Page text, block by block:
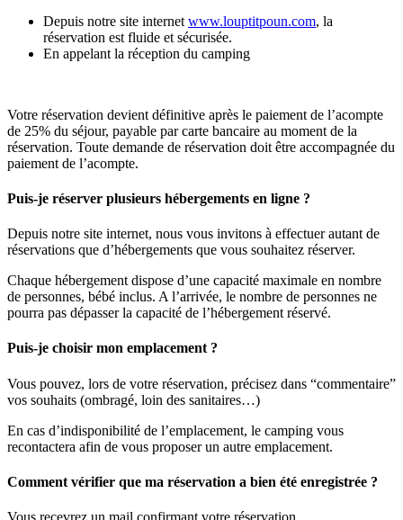
Depuis notre site internet www.louptitpoun.com, la
réservation est fluide et sécurisée.
En appelant la réception du camping
Votre réservation devient définitive après le paiement de l’acompte
de 25% du séjour, payable par carte bancaire au moment de la
réservation. Toute demande de réservation doit être accompagnée du
paiement de l’acompte.
Puis-je réserver plusieurs hébergements en ligne ?
Depuis notre site internet, nous vous invitons à effectuer autant de
réservations que d’hébergements que vous souhaitez réserver.
Chaque hébergement dispose d’une capacité maximale en nombre
de personnes, bébé inclus. A l’arrivée, le nombre de personnes ne
pourra pas dépasser la capacité de l’hébergement réservé.
Puis-je choisir mon emplacement ?
Vous pouvez, lors de votre réservation, précisez dans “commentaire”
vos souhaits (ombragé, loin des sanitaires…)
En cas d’indisponibilité de l’emplacement, le camping vous
recontactera afin de vous proposer un autre emplacement.
Comment vérifier que ma réservation a bien été enregistrée ?